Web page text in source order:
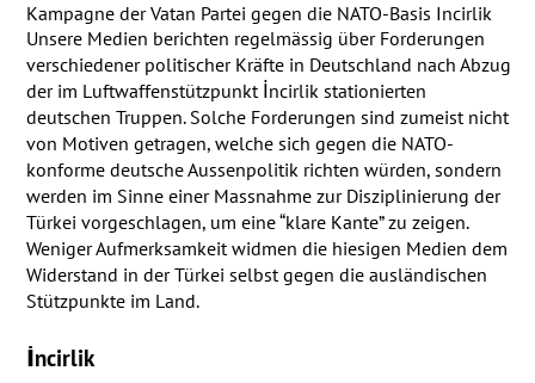
Kampagne der Vatan Partei gegen die NATO-Basis Incirlik
Unsere Medien berichten regelmässig über Forderungen
verschiedener politischer Kräfte in Deutschland nach Abzug
der im Luftwaffenstützpunkt İncirlik stationierten
deutschen Truppen. Solche Forderungen sind zumeist nicht
von Motiven getragen, welche sich gegen die NATO-
konforme deutsche Aussenpolitik richten würden, sondern
werden im Sinne einer Massnahme zur Disziplinierung der
Türkei vorgeschlagen, um eine “klare Kante” zu zeigen.
Weniger Aufmerksamkeit widmen die hiesigen Medien dem
Widerstand in der Türkei selbst gegen die ausländischen
Stützpunkte im Land.
İncirlik